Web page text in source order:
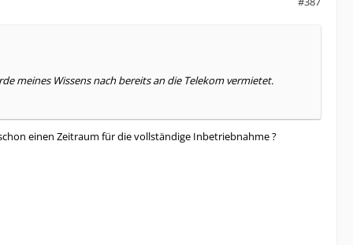
meines Wissens nach bereits an die Telekom vermietet.
einen Zeitraum für die vollständige Inbetriebnahme ?